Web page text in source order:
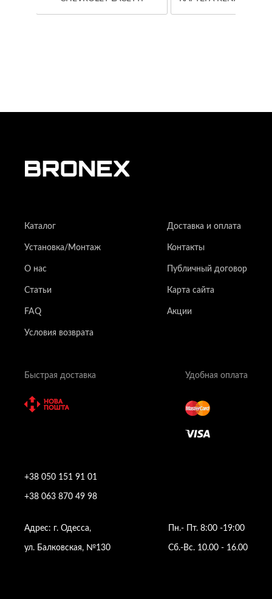
+38 050 151 91 01
+38 063 870 49 98
Пн.- Пт. 8:00 -19:00
Сб.-Вс. 10.00 - 16.00
Адрес: г. Одесса,
ул. Балковская, №130
Каталог Доставка и оплата
Установка/Монтаж Контакты
О нас Публичный договор
Статьи Карта сайта
FAQ Акции
Условия возврата
Быстрая доставка Удобная оплата